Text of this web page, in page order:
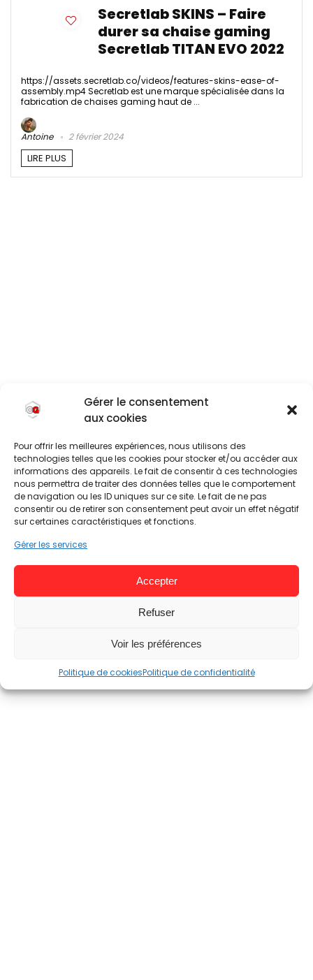
Gérer le consentement
aux cookies
Pour offrir les meilleures expériences, nous utilisons des
technologies telles que les cookies pour stocker et/ou accéder aux
informations des appareils. Le fait de consentir à ces technologies
nous permettra de traiter des données telles que le comportement
de navigation ou les ID uniques sur ce site. Le fait de ne pas
consentir ou de retirer son consentement peut avoir un effet négatif
sur certaines caractéristiques et fonctions.
Gérer les services
Accepter
Refuser
Voir les préférences
Politique de cookiesPolitique de confidentialité
Secretlab SKINS – Faire
durer sa chaise gaming
Secretlab TITAN EVO 2022
https://assets.secretlab.co/videos/features-skins-ease-of-
assembly.mp4 Secretlab est une marque spécialisée dans la
fabrication de chaises gaming haut de ...
Antoine 2 février 2024
LIRE PLUS